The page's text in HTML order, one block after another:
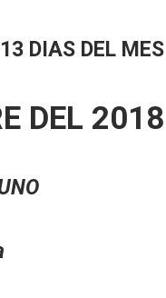
DIAS DEL MES
DEL
BRUNO